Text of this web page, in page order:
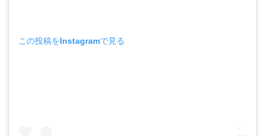
この投稿をInstagramで見る